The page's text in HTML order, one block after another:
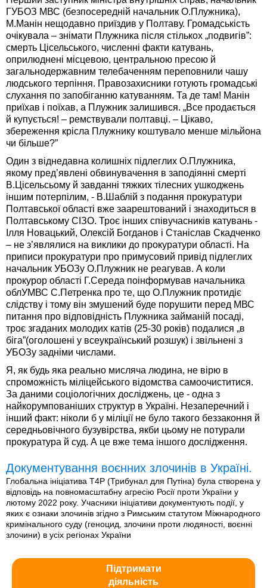
ГУБОЗ МВС (безпосередній начальник О.Плужника),
М.Манін нещодавно приїздив у Полтаву. Громадськість
очікувала – знімати Плужника після стількох „подвигів”:
смерть Цісельського, численні факти катувань,
оприлюднені місцевою, центральною пресою й
загальнодержавним телебаченням переповнили чашу
людського терпіння. Правозахисники готують громадські
слухання по запобіганню катуванням. Та де там! Манін
приїхав і поїхав, а Плужник залишився. „Все продається
й купується! – ремствували полтавці. – Цікаво,
збереження крісла Плужнику коштувало менше мільйона
чи більше?”
Один з віднедавна колишніх підлеглих О.Плужника,
якому пред’явлені обвинувачення в заподіянні смерті
В.Цісельсьому й завданні тяжких тілесних ушкоджень
іншим потерпілим, - В.Шаблій з подання прокуратури
Полтавської області вже заарештований і знаходиться в
Полтавському СІЗО. Троє інших співучасників катувань -
Ілля Новацький, Олексій Богданов і Станіслав Скадченко
– не з’являлися на виклики до прокуратури області. На
приписи прокуратури про примусовий привід підлеглих
начальник УБОЗу О.Плужник не реагував. А коли
прокурор області Г.Середа поінформував начальника
облУМВС С.Петренка про те, що О.Плужник протидіє
слідству і тому він змушений буде порушити перед МВС
питання про відповідність Плужника займаній посаді,
троє згаданих молодих катів (25-30 років) подалися „в
біга”(оголошені у всеукраїнський розшук) і звільнені з
УБОЗу задніми числами.
Я, як будь яка реально мисляча людина, не вірю в
спроможність міліцейського відомства самоочиститися.
За даними соціологічних досліджень, це - одна з
найкорумпованіших структур в Україні. Незаперечний і
інший факт: ніколи б у міліції не було такого беззаконня й
середньовічного бузувірства, якби цьому не потурали
прокуратура й суд. А це вже тема іншого дослідження.
Документування воєнних злочинів в Україні.
Глобальна ініціатива T4P (Трибунал для Путіна) була створена у
відповідь на повномасштабну агресію Росії проти України у
лютому 2022 року. Учасники ініціативи документують події, у
яких є ознаки злочинів згідно з Римським статутом Міжнародного
кримінального суду (геноцид, злочини проти людяності, воєнні
злочини) в усіх регіонах України
Підтримати
діяльність